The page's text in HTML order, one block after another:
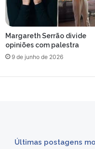
e
m
S
B
T
Margareth Serrão divide
opiniões com palestra
9 de junho de 2026
Últimas postagens